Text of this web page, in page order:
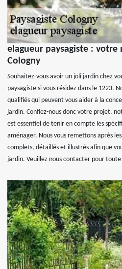
elagueur paysagiste : votre
Cologny
Souhaitez-vous avoir un joli jardin chez
paysagiste si vous résidez dans le 1223.
qualifiés qui peuvent vous aider à la
jardin. Confiez-nous donc votre projet,
est essentiel de tenir en compte les
aménager. Nous vous remettons après
complets, détaillés et illustrés afin que
jardin. Veuillez nous contacter pour